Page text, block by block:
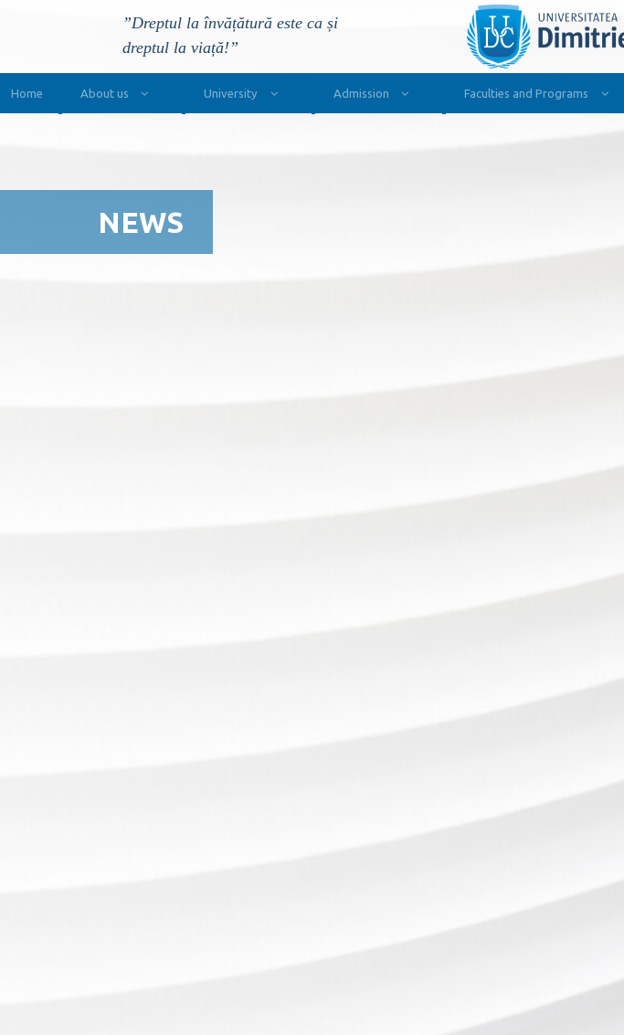
Main Navigation
”Dreptul la învățătură este ca și
dreptul la viață!”
Home About us University Admission Faculties and Programs
NEWS